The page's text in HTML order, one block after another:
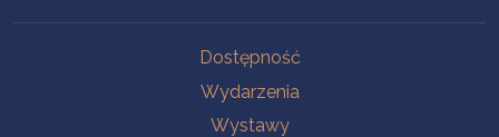
Dostępność
Wydarzenia
Wystawy